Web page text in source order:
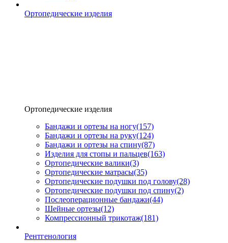
Ортопедические изделия
Ортопедические изделия
Бандажи и ортезы на ногу(157)
Бандажи и ортезы на руку(124)
Бандажи и ортезы на спину(87)
Изделия для стопы и пальцев(163)
Ортопедические валики(3)
Ортопедические матрасы(35)
Ортопедические подушки под голову(28)
Ортопедические подушки под спину(2)
Послеоперационные бандажи(44)
Шейные ортезы(12)
Компрессионный трикотаж(181)
Рентгенология